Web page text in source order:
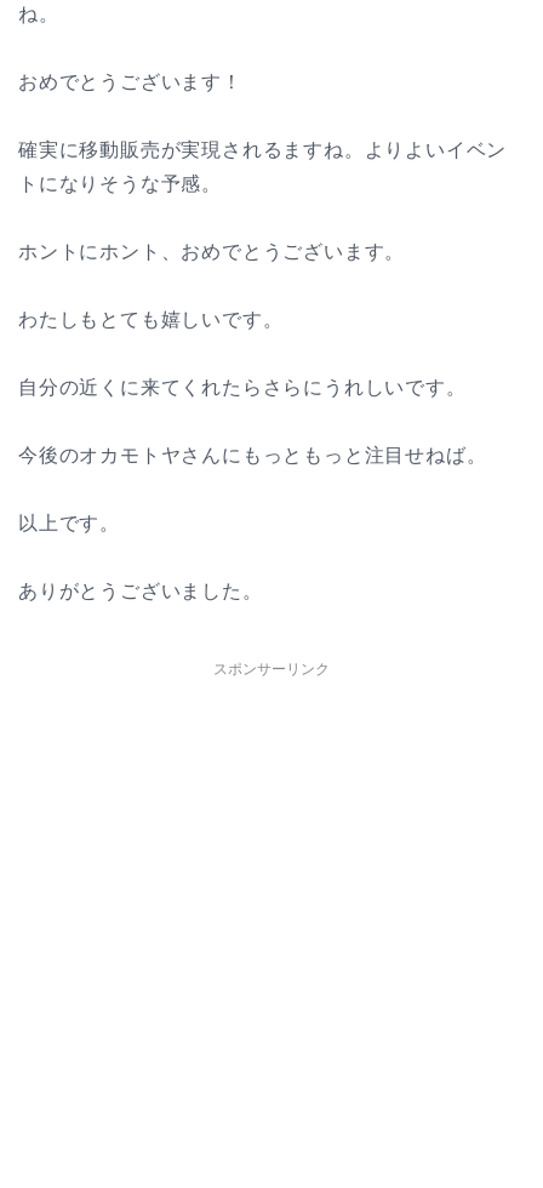
ね。
おめでとうございます！
確実に移動販売が実現されるますね。よりよいイベン
トになりそうな予感。
ホントにホント、おめでとうございます。
わたしもとても嬉しいです。
自分の近くに来てくれたらさらにうれしいです。
今後のオカモトヤさんにもっともっと注目せねば。
以上です。
ありがとうございました。
スポンサーリンク